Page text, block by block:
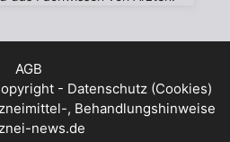
AGB
- Datenschutz (Cookies)
, Behandlungshinweise
news.de